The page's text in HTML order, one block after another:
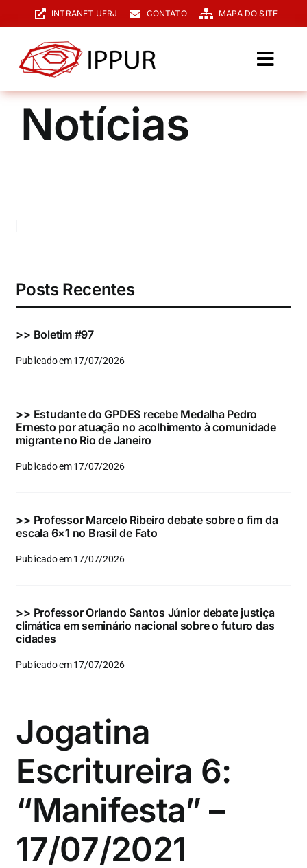
para
conteúdo
INTRANET UFRJ CONTATO MAPA DO SITE
O IPPUR
Graduação
Eventos e Certificados
para:
Notícias
Posts Recentes
>> Boletim #97
Publicado em 17/07/2026
>> Estudante do GPDES recebe Medalha Pedro
Ernesto por atuação no acolhimento à comunidade
migrante no Rio de Janeiro
Publicado em 17/07/2026
>> Professor Marcelo Ribeiro debate sobre o fim da
escala 6×1 no Brasil de Fato
Publicado em 17/07/2026
>> Professor Orlando Santos Júnior debate justiça
climática em seminário nacional sobre o futuro das
cidades
Publicado em 17/07/2026
Jogatina
Escritureira 6:
“Manifesta” –
17/07/2021